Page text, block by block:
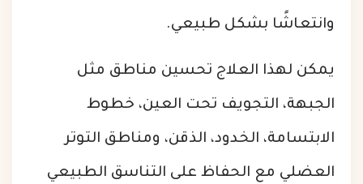
وانتعاشًا بشكل طبيعي.
يمكن لهذا العلاج تحسين مناطق مثل
الجبهة، التجويف تحت العين، خطوط
الابتسامة، الخدود، الذقن، ومناطق التوتر
العضلي مع الحفاظ على التناسق الطبيعي